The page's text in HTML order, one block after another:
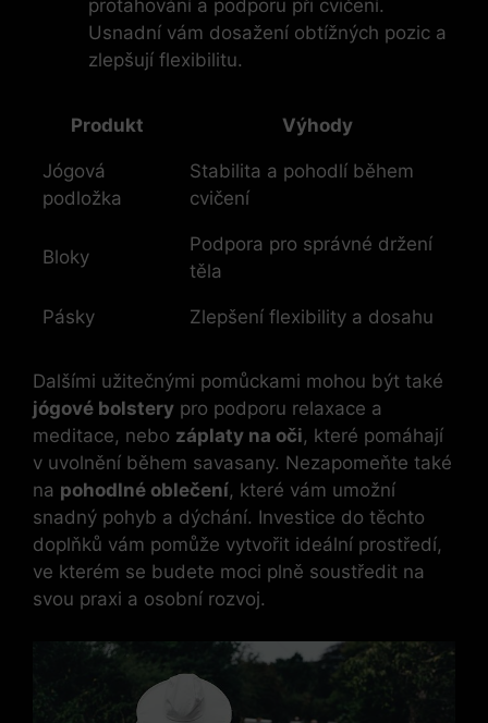
protahování a podporu při cvičení.
Usnadní vám dosažení obtížných pozic a
zlepšují flexibilitu.
Produkt Výhody
Jógová
podložka
Stabilita a pohodlí během
cvičení
Bloky
Podpora pro správné držení
těla
Pásky Zlepšení flexibility a dosahu
Dalšími užitečnými pomůckami mohou být také
jógové bolstery pro podporu relaxace a
meditace, nebo záplaty na oči, které pomáhají
v uvolnění během savasany. Nezapomeňte také
na pohodlné oblečení, které vám umožní
snadný pohyb a dýchání. Investice do těchto
doplňků vám pomůže vytvořit ideální prostředí,
ve kterém se budete moci plně soustředit na
svou praxi a osobní rozvoj.